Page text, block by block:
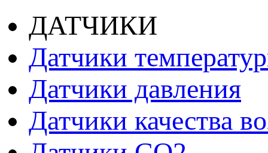
ДАТЧИКИ
Датчики
Датчики давления
Датчики качества